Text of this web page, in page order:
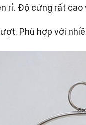
rỉ. Độ cứng rất
Phù hợp với